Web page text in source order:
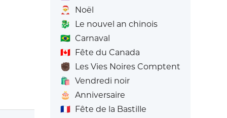
🎅
Noël
🐉
Le nouvel an chinois
🇧🇷 Carnaval
🇨🇦 Fête du Canada
✊🏿 Les Vies Noires Comptent
🛍️ Vendredi noir
🎂
Anniversaire
🇫🇷 Fête de la Bastille